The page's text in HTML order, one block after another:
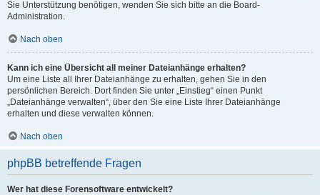
Sie Unterstützung benötigen, wenden Sie sich bitte an die Board-
Administration.
Nach oben
Kann ich eine Übersicht all meiner Dateianhänge erhalten?
Um eine Liste all Ihrer Dateianhänge zu erhalten, gehen Sie in den
persönlichen Bereich. Dort finden Sie unter „Einstieg“ einen Punkt
„Dateianhänge verwalten“, über den Sie eine Liste Ihrer Dateianhänge
erhalten und diese verwalten können.
Nach oben
phpBB betreffende Fragen
Wer hat diese Forensoftware entwickelt?